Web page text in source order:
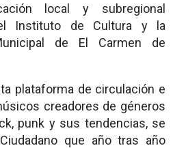
local y subregional
Instituto de Cultura y la
de El Carmen de
plataforma de circulación e
creadores de géneros
punk y sus tendencias, se
que año tras año